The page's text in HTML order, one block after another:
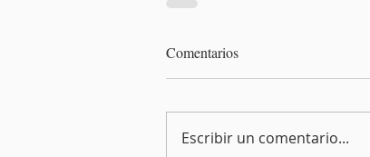
Comentarios
Escribir un comentario...